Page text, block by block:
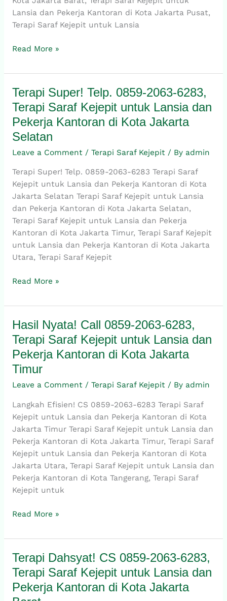
Lansia dan Pekerja Kantoran di Kota Jakarta Pusat,
Terapi Saraf Kejepit untuk Lansia
dan
Pekerja
Kantoran
di
Read More »
Terapi Super! Telp. 0859-2063-6283,
Terapi Saraf Kejepit untuk Lansia dan
Pekerja Kantoran di Kota Jakarta
Selatan
Leave a Comment / Terapi Saraf Kejepit / By admin
Terapi Super! Telp. 0859-2063-6283 Terapi Saraf
Kejepit untuk Lansia dan Pekerja Kantoran di Kota
Jakarta Selatan Terapi Saraf Kejepit untuk Lansia
dan Pekerja Kantoran di Kota Jakarta Selatan,
Terapi Saraf Kejepit untuk Lansia dan Pekerja
Kantoran di Kota Jakarta Timur, Terapi Saraf Kejepit
untuk Lansia dan Pekerja Kantoran di Kota Jakarta
Utara, Terapi Saraf Kejepit
Terapi
Super!
Telp.
0859-
2063-
6283,
Saraf
Kejepit
untuk
Lansia
dan
Pekerja
Kantoran
di
Jakarta
Read More »
Hasil Nyata! Call 0859-2063-6283,
Terapi Saraf Kejepit untuk Lansia dan
Pekerja Kantoran di Kota Jakarta
Timur
Leave a Comment / Terapi Saraf Kejepit / By admin
Langkah Efisien! CS 0859-2063-6283 Terapi Saraf
Kejepit untuk Lansia dan Pekerja Kantoran di Kota
Jakarta Timur Terapi Saraf Kejepit untuk Lansia dan
Pekerja Kantoran di Kota Jakarta Timur, Terapi Saraf
Kejepit untuk Lansia dan Pekerja Kantoran di Kota
Jakarta Utara, Terapi Saraf Kejepit untuk Lansia dan
Pekerja Kantoran di Kota Tangerang, Terapi Saraf
Kejepit untuk
Hasil
Nyata!
Call
0859-
2063-
6283,
Saraf
Kejepit
untuk
Lansia
dan
Pekerja
Kantoran
di
Jakarta
Read More »
Terapi Dahsyat! CS 0859-2063-6283,
Terapi Saraf Kejepit untuk Lansia dan
Pekerja Kantoran di Kota Jakarta
Terapi
Dahsyat!
CS
0859-